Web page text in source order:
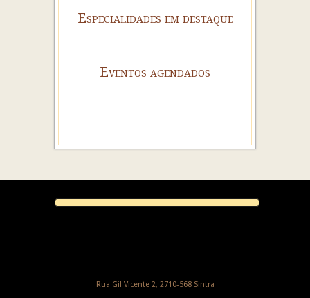
Especialidades em destaque
Eventos agendados
Rua Gil Vicente 2, 2710-568 Sintra